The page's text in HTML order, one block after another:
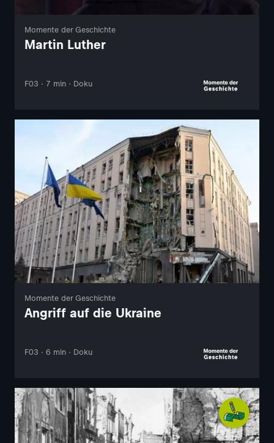
Momente der Geschichte
Martin Luther
F03 · 7 min · Doku
Momente der Geschichte
Angriff auf die Ukraine
F03 · 6 min · Doku